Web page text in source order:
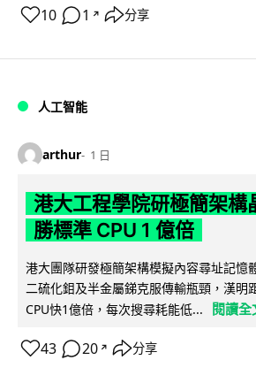
10 1 ↗ 分享
人工智能
arthur 1 日
港大工程學院研極簡架構
勝標準 CPU 1 億倍
港大團隊研發極簡架構模擬內容尋址記憶
二硫化鉬及半金屬銻克服傳輸瓶頸，漢明
CPU快1億倍，每次搜尋耗能低...
閱讀全
43 20 ↗ 分享